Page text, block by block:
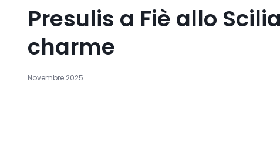
Presulis a Fiè allo
charme
Novembre 2025